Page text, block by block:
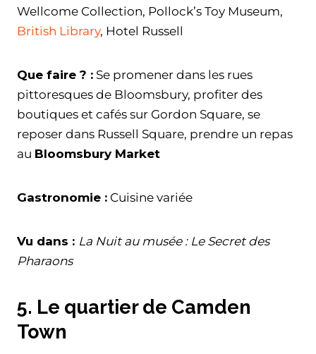
Wellcome Collection, Pollock’s Toy Museum,
British Library, Hotel Russell
Que faire ? : Se promener dans les rues
pittoresques de Bloomsbury, profiter des
boutiques et cafés sur Gordon Square, se
reposer dans Russell Square, prendre un repas
au Bloomsbury Market
Gastronomie : Cuisine variée
Vu dans : La Nuit au musée : Le Secret des
Pharaons
5. Le quartier de Camden
Town